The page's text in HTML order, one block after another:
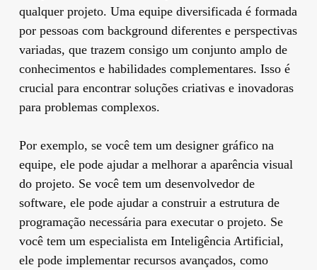
qualquer projeto. Uma equipe diversificada é formada
por pessoas com background diferentes e perspectivas
variadas, que trazem consigo um conjunto amplo de
conhecimentos e habilidades complementares. Isso é
crucial para encontrar soluções criativas e inovadoras
para problemas complexos.
Por exemplo, se você tem um designer gráfico na
equipe, ele pode ajudar a melhorar a aparência visual
do projeto. Se você tem um desenvolvedor de
software, ele pode ajudar a construir a estrutura de
programação necessária para executar o projeto. Se
você tem um especialista em Inteligência Artificial,
ele pode implementar recursos avançados, como